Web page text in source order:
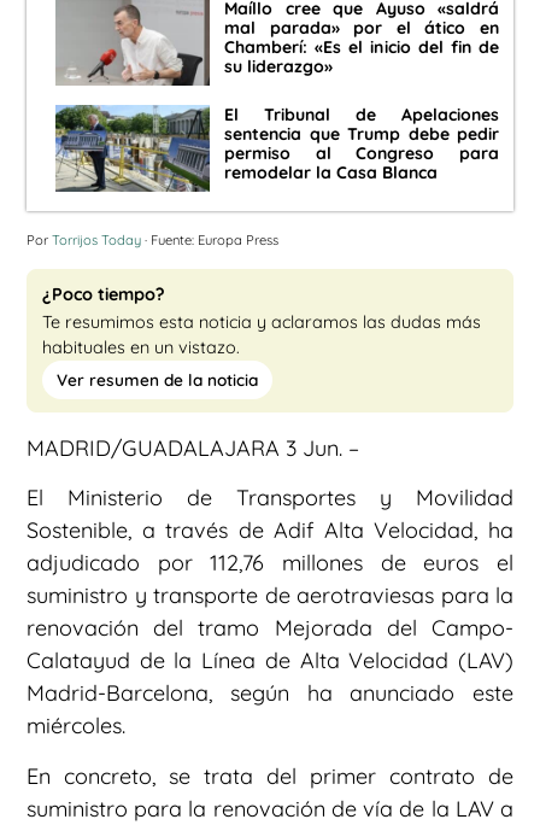
Maíllo cree que Ayuso «saldrá
mal parada» por el ático en
Chamberí: «Es el inicio del fin de
su liderazgo»
El Tribunal de Apelaciones
sentencia que Trump debe pedir
permiso al Congreso para
remodelar la Casa Blanca
Por Torrijos Today · Fuente: Europa Press
¿Poco tiempo?
Te resumimos esta noticia y aclaramos las dudas más
habituales en un vistazo.
Ver resumen de la noticia
MADRID/GUADALAJARA 3 Jun. –
El Ministerio de Transportes y Movilidad
Sostenible, a través de Adif Alta Velocidad, ha
adjudicado por 112,76 millones de euros el
suministro y transporte de aerotraviesas para la
renovación del tramo Mejorada del Campo-
Calatayud de la Línea de Alta Velocidad (LAV)
Madrid-Barcelona, según ha anunciado este
miércoles.
En concreto, se trata del primer contrato de
suministro para la renovación de vía de la LAV a